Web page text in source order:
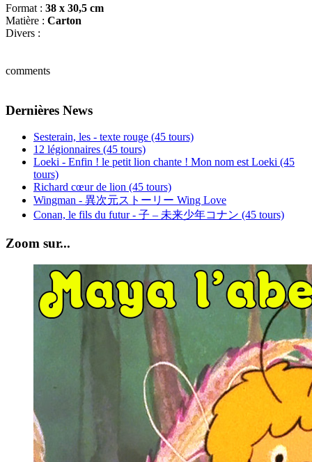
Format : 38 x 30,5 cm
Matière : Carton
Divers :
comments
Dernières News
Sesterain, les - texte rouge (45 tours)
12 légionnaires (45 tours)
Loeki - Enfin ! le petit lion chante ! Mon nom est Loeki (45
tours)
Richard cœur de lion (45 tours)
Wingman - 異次元ストーリー Wing Love
Conan, le fils du futur - 子 – 未来少年コナン (45 tours)
Zoom sur...